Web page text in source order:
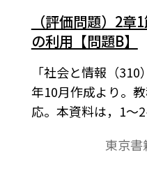
（評価問題）2
の利用【問題B】
「社会と情報（
年10月作成より。
応。本資料は，1～
評価問題の素材と
東京